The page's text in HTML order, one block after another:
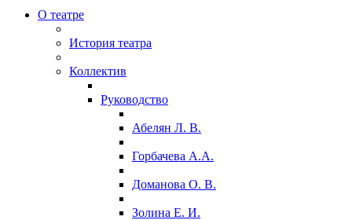
О театре
История театра
Коллектив
Руководство
Абелян Л. В.
Горбачева А.А.
Доманова О. В.
Золина Е. И.